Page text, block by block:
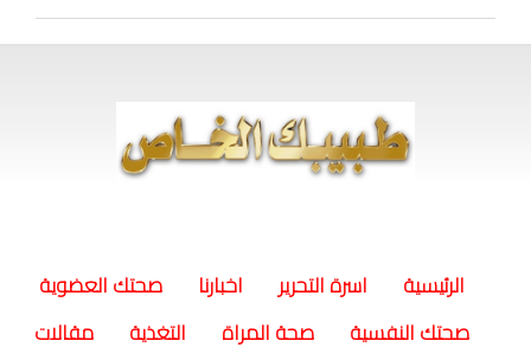
الرئيسية اسرة التحرير اخبارنا
صحتك العضوية
صحتك النفسية
صحة المراة التغذية
مقالات